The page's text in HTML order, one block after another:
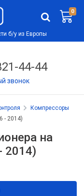
0
б/у из Европы
44-44
звонок
Компрессоры
- 2014)
на
2014)